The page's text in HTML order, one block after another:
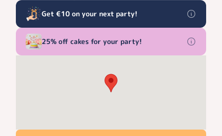
Get €10 on your next party!
25% off cakes for your party!